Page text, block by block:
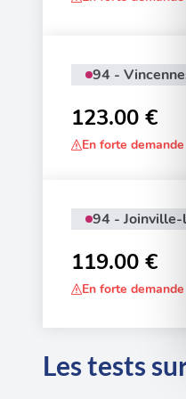
94 -
123.00 €
En forte demande
94 - Joinville-
119.00 €
En forte demande
Les tests